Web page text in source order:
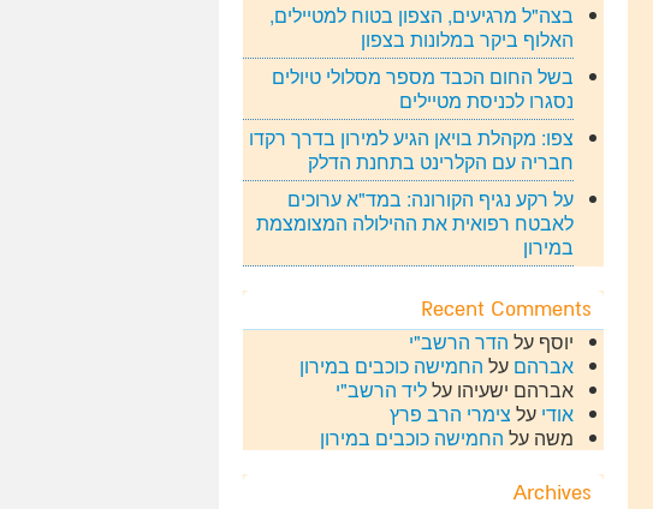
בצה"ל מרגיעים, הצפון בטוח למטיילים,
האלוף ביקר במלונות בצפון
בשל החום הכבד מספר מסלולי טיולים
נסגרו לכניסת מטיילים
צפו: מקהלת בויאן הגיע למירון בדרך רקדו
חבריה עם הקלרינט בתחנת הדלק
על רקע נגיף הקורונה: במד"א ערוכים
לאבטח רפואית את ההילולה המצומצמת
במירון
Recent Comments
יוסף על הדר הרשב"י
אברהם על החמישה כוכבים במירון
אברהם ישעיהו עלליד הרשב"י
אודי על צימרי הרב פרץ
משה על החמישה כוכבים במירון
Archives